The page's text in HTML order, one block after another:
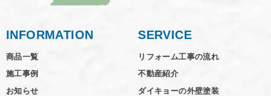
INFORMATION
商品一覧
施工事例
お知らせ
SERVICE
リフォーム工事の流れ
不動産紹介
ダイキョーの外壁塗装